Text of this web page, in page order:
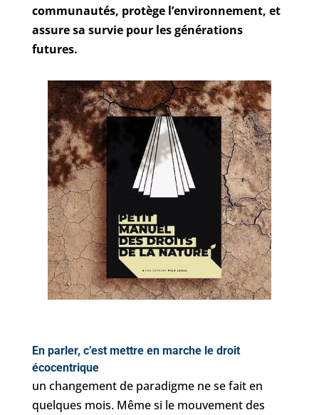
communautés, protège l’environnement, et
assure sa survie pour les générations
futures.
En parler, c’est mettre en marche le droit
écocentrique
un changement de paradigme ne se fait en
quelques mois. Même si le mouvement des